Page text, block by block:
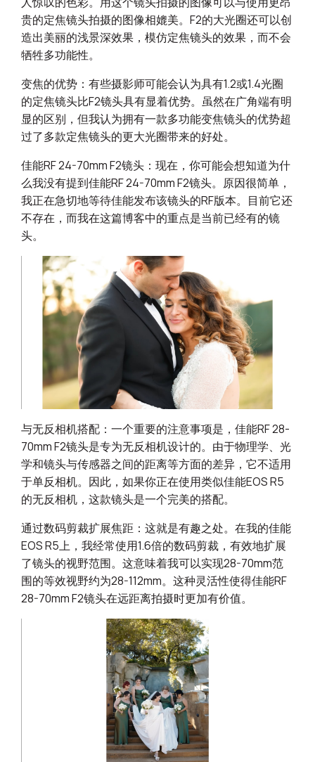
贵的定焦镜头拍摄的图像相媲美。F2的大光圈还可以创
造出美丽的浅景深效果，模仿定焦镜头的效果，而不会
牺牲多功能性。
变焦的优势：有些摄影师可能会认为具有1.2或1.4光圈
的定焦镜头比F2镜头具有显着优势。虽然在广角端有明
显的区别，但我认为拥有一款多功能变焦镜头的优势超
过了多款定焦镜头的更大光圈带来的好处。
佳能RF 24-70mm F2镜头：现在，你可能会想知道为什
么我没有提到佳能RF 24-70mm F2镜头。原因很简单，
我正在急切地等待佳能发布该镜头的RF版本。目前它还
不存在，而我在这篇博客中的重点是当前已经有的镜
头。
与无反相机搭配：一个重要的注意事项是，佳能RF 28-
70mm F2镜头是专为无反相机设计的。由于物理学、光
学和镜头与传感器之间的距离等方面的差异，它不适用
于单反相机。因此，如果你正在使用类似佳能EOS R5
的无反相机，这款镜头是一个完美的搭配。
通过数码剪裁扩展焦距：这就是有趣之处。在我的佳能
EOS R5上，我经常使用1.6倍的数码剪裁，有效地扩展
了镜头的视野范围。这意味着我可以实现28-70mm范
围的等效视野约为28-112mm。这种灵活性使得佳能RF
28-70mm F2镜头在远距离拍摄时更加有价值。